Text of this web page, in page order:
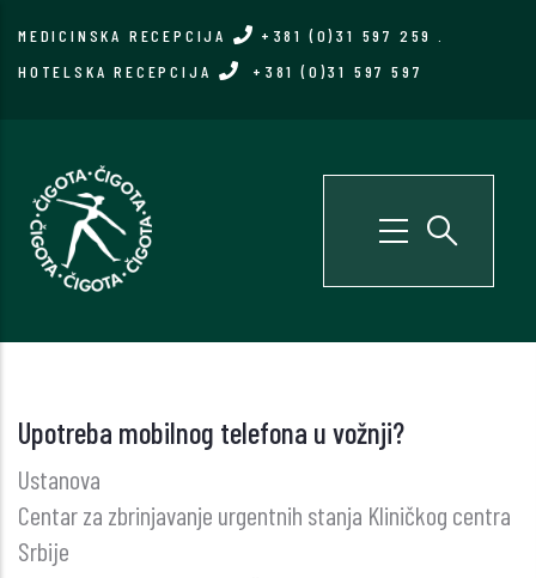
MEDICINSKA RECEPCIJA +381 (0)31 597 259
HOTELSKA RECEPCIJA
+381 (0)31 597 597
Upotreba mobilnog telefona u vožnji?
Ustanova
Centar za zbrinjavanje urgentnih stanja Kliničkog centra
Srbije